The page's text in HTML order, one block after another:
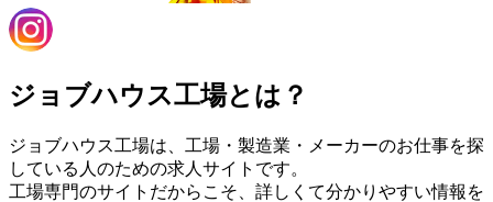
ジョブハウス工場とは？
ジョブハウス工場は、工場・製造業・メーカーのお仕事を探
している人のための求人サイトです。
工場専門のサイトだからこそ、詳しくて分かりやすい情報を